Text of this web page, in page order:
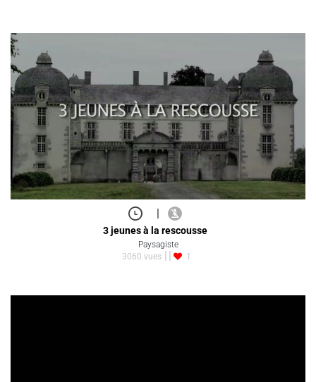
|
3 jeunes à la rescousse
Paysagiste
3060 vues
1